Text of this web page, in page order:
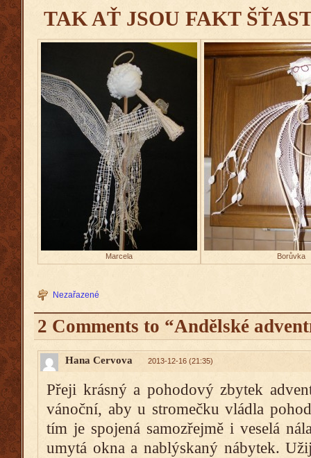
TAK AŤ JSOU FAKT
Marcela Borůvka
Nezařazené
2 Comments to “Andělské
Hana Cervova 2013-12-16 (21:35)
Přeji krásný a pohodový zbytek
vánoční, aby u stromečku vládla
tím je spojená samozřejmě i veselá
umytá okna a nablýskaný nábytek.